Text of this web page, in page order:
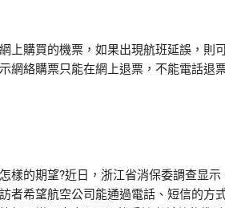
購買的機票，如果出現航班延誤，則
網絡購票只能在網上退票，不能電話退
的期望?近日，浙江省消保委調查显示
者希望航空公司能通過電話、短信的方